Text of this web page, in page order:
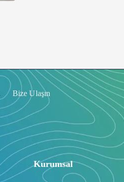
Bize Ulaşın
Kurumsal